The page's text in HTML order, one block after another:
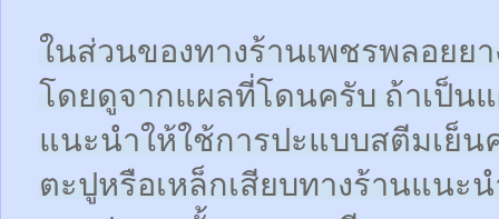
ในส่วนของทางร้านเพชรพลอยย
โดยดูจากแผลที่โดนครับ ถ้าเป็น
แนะนำให้ใช้การปะแบบสตีมเย็
ตะปูหรือเหล็กเสียบทางร้านแนะ